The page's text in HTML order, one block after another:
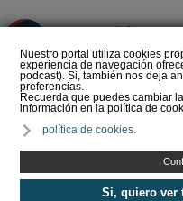
Nuestro portal utiliza cookies
experiencia de navegación
podcast). Si, también nos deja
preferencias.
Recuerda que puedes cambiar
información en la política de
política de cookies.
Si, quiero ver
Política de